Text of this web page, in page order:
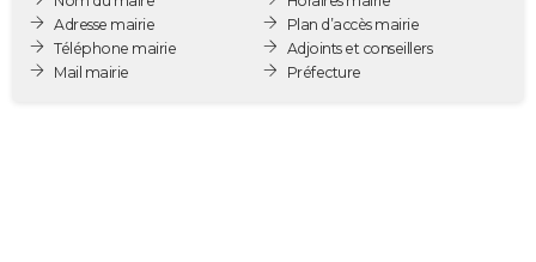
Destinations
City break
Voyage nature
Voyage de noces
Forum
Climat
PHOTO
GUIDES D'ACHAT
Adresse mairie
Téléphone mairie
Mail mairie
Plan d’accès mairie
Adjoints et conseillers
Préfecture